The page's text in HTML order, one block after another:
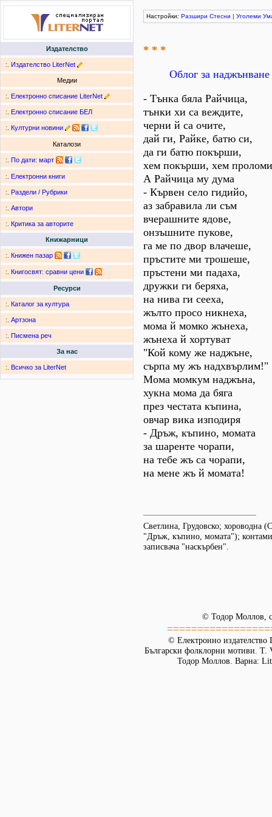
Издателство
:. Издателство LiterNet
Медии
:. Електронно списание LiterNet
:. Електронно списание БЕЛ
:. Културни новини
Каталози
:. По дати: март
:. Електронни книги
:. Раздели / Рубрики
:. Автори
:. Критика за авторите
Книжарници
:. Книжен пазар
:. Книгосвят: сравни цени
Ресурси
:. Каталог за култура
:. Артзона
:. Писмена реч
За нас
:. Всичко за LiterNet
Настройки: Разшири Стесни | Уголеми
* * *
Облог за
- Тънка бяла Райчица,
тънки хи са веждите,
черни й са очите,
дай ги, Райке, батю си,
да ги батю покърши,
хем покърши, хем
А Райчица му дума
- Кървен село гидийо,
аз забравила ли съм
вчерашните ядове,
онзъшните пукове,
га ме по двор влачеше,
пръстите ми трошеше,
пръстени ми падаха,
дружки ги беряха,
на нива ги сееха,
жълто просо никнеха,
мома й момко жънеха,
жънеха й хортуват
"Кой кому же наджъне,
сърпа му жъ надхвърлим!"
Мома момкум наджъна,
хукна мома да бяга
през честата къпина,
овчар вика изподиря
- Дръж, къпино, момата
за шаренте чорапи,
на тебе жъ са чорапи,
на мене жъ й момата!
Светлина, Грудовско;
"Дръж, къпино, момата");
записвача "наскърбен".
© Тодор Моллов,
© Електронно издателство
Български фолклорни мотиви.
Тодор Моллов. Варна: